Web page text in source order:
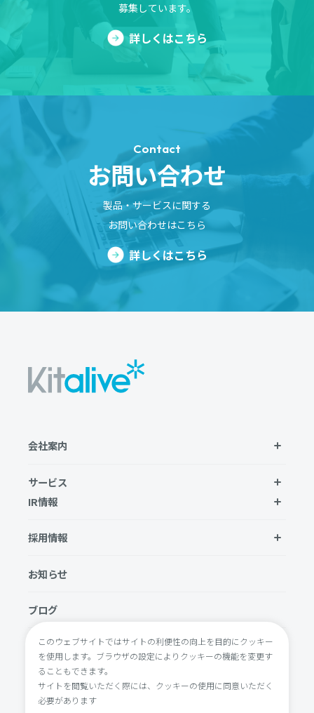
募集しています。
詳しくはこちら
Contact
お問い合わせ
製品・サービスに関する
お問い合わせはこちら
詳しくはこちら
会社案内
サービス
IR情報
採用情報
お知らせ
ブログ
お問い合わせ
プライバシーポリシー
このウェブサイトではサイトの利便性の向上を目的にクッキー
を使用します。ブラウザの設定によりクッキーの機能を変更す
ることもできます。
サイトを閲覧いただく際には、クッキーの使用に同意いただく
必要があります